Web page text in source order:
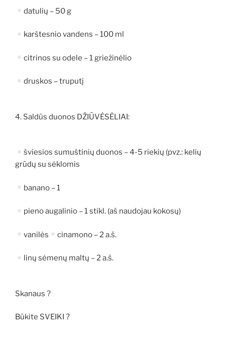
datulių – 50 g
karštesnio vandens – 100 ml
citrinos su odele – 1 griežinėlio
druskos – truputį
4. Saldūs duonos DŽIŪVĖSĖLIAI:
šviesios sumuštinių duonos – 4-5 riekių (pvz.: kelių
grūdų su sėklomis
banano – 1
pieno augalinio – 1 stikl. (aš naudojau kokosų)
vanilės cinamono – 2 a.š.
linų sėmenų maltų – 2 a.š.
Skanaus ?
Būkite SVEIKI ?